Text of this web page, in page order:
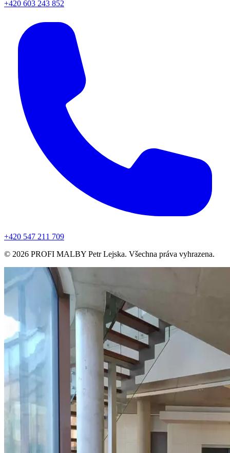
+420 603 243 852
+420 547 211 709
© 2026 PROFI MALBY Petr Lejska. Všechna práva vyhrazena.